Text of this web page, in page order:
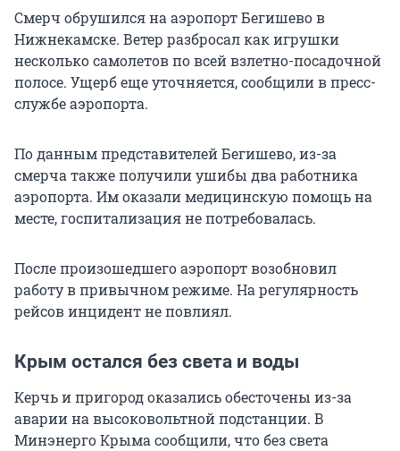
Смерч обрушился на аэропорт Бегишево в
Нижнекамске. Ветер разбросал как игрушки
несколько самолетов по всей взлетно-посадочной
полосе. Ущерб еще уточняется, сообщили в пресс-
службе аэропорта.
По данным представителей Бегишево, из-за
смерча также получили ушибы два работника
аэропорта. Им оказали медицинскую помощь на
месте, госпитализация не потребовалась.
После произошедшего аэропорт возобновил
работу в привычном режиме. На регулярность
рейсов инцидент не повлиял.
Крым остался без света и воды
Керчь и пригород оказались обесточены из-за
аварии на высоковольтной подстанции. В
Минэнерго Крыма сообщили, что без света